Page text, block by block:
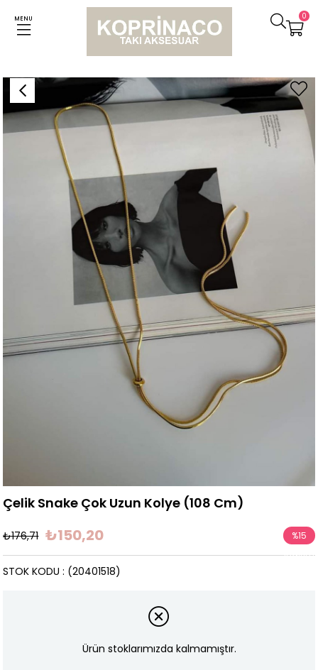
MENU 0
Kolyeler Çelik Snake Çok Uzun Kolye (108 Cm)
Çelik Snake Çok Uzun Kolye (108 Cm)
₺176,71 ₺150,20 %15
İndirim
(20401518)
STOK KODU
Ürün stoklarımızda kalmamıştır.